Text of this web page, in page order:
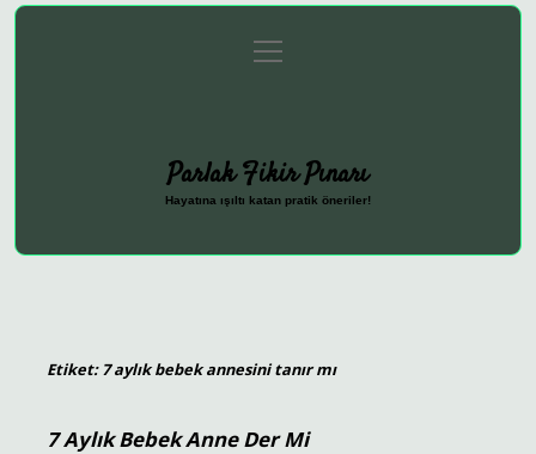
Gizlilik Politikası
menüyü
aç
Parlak Fikir Pınarı
Hayatına ışıltı katan pratik öneriler!
Etiket:7 aylık bebek annesini tanır mı
7 Aylık Bebek Anne Der Mi